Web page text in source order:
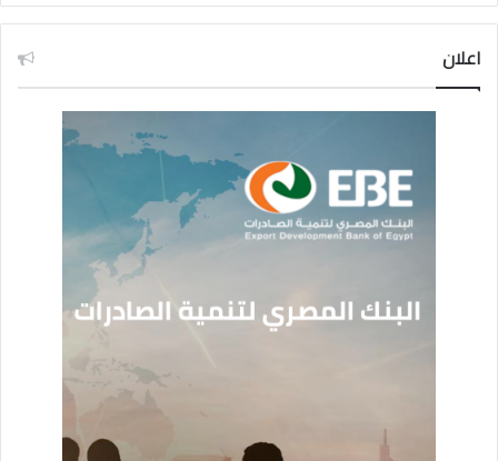
اعلان